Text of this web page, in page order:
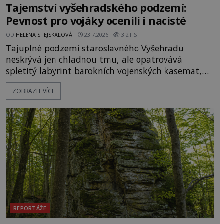
Tajemství vyšehradského podzemí:
Pevnost pro vojáky ocenili i nacisté
OD HELENA STEJSKALOVÁ 23.7.2026 3.2TIS
Tajuplné podzemí staroslavného Vyšehradu
neskrývá jen chladnou tmu, ale opatrovává
spletitý labyrint barokních vojenských kasemat,
zapomenuté chrámy a vzácné národní poklady.
Hluboko uvnitř mohutné skály nad řekou Vltavou
vyhýbá shonu moderní metropole. Místo, ke
kterému se vážou nejstarší české mýty, ve svých
temných útrobách střeží monumentální
ZOBRAZIT VÍCE
REPORTÁŽE